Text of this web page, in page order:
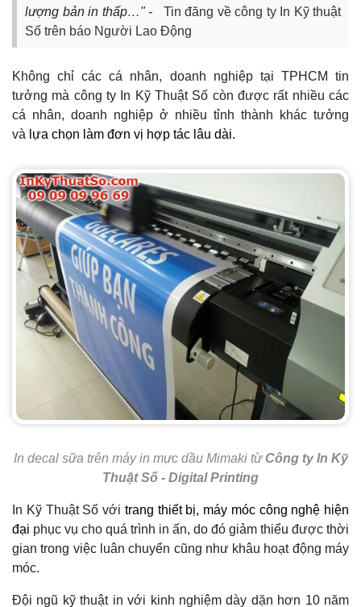
lượng bản in thấp…" -
Tin đăng về công ty In Kỹ thuật
Số trên báo Người Lao Động
Không chỉ các cá nhân, doanh nghiệp tại TPHCM tin
tưởng mà công ty In Kỹ Thuật Số còn được rất nhiều các
cá nhân, doanh nghiệp ở nhiều tỉnh thành khác tưởng
và lựa chọn làm đơn vị hợp tác lâu dài.
In decal sữa trên máy in mực dầu Mimaki từ Công ty In Kỹ
Thuật Số - Digital Printing
In Kỹ Thuật Số với trang thiết bị, máy móc công nghệ hiện
đại phục vụ cho quá trình in ấn, do đó giảm thiểu được thời
gian trong việc luân chuyển cũng như khâu hoạt động máy
móc.
Đội ngũ kỹ thuật in với kinh nghiệm dày dặn hơn 10 năm